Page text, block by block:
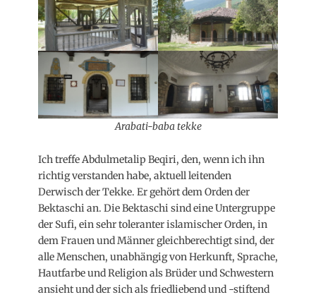
Arabati-baba tekke
Ich treffe Abdulmetalip Beqiri, den, wenn ich ihn
richtig verstanden habe, aktuell leitenden
Derwisch der Tekke. Er gehört dem Orden der
Bektaschi an. Die Bektaschi sind eine Untergruppe
der Sufi, ein sehr toleranter islamischer Orden, in
dem Frauen und Männer gleichberechtigt sind, der
alle Menschen, unabhängig von Herkunft, Sprache,
Hautfarbe und Religion als Brüder und Schwestern
ansieht und der sich als friedliebend und -stiftend